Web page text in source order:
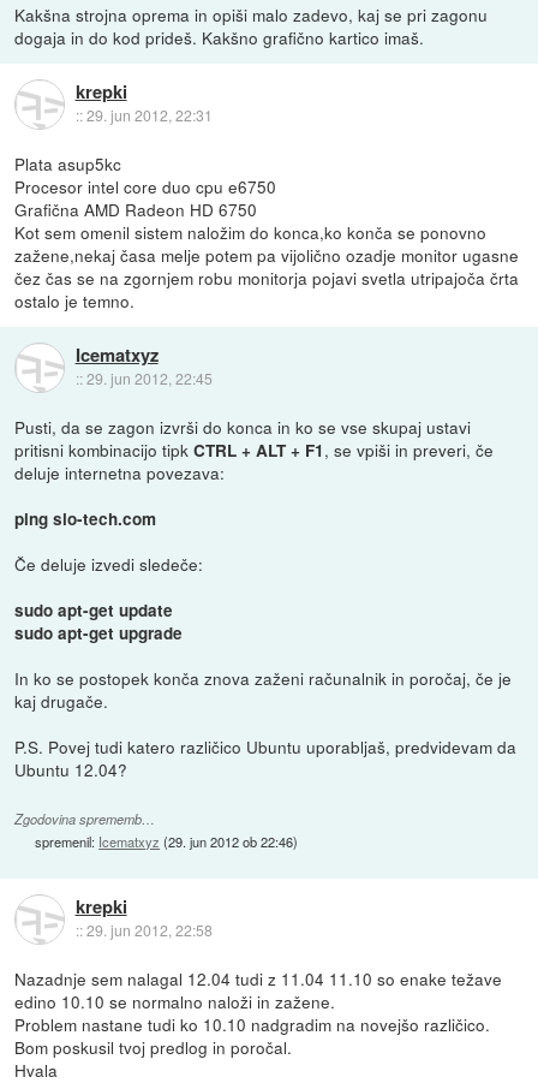
Kakšna strojna oprema in opiši malo zadevo, kaj se pri zagonu
dogaja in do kod prideš. Kakšno grafično kartico imaš.
krepki
::29. jun 2012, 22:31
Plata asup5kc
Procesor intel core duo cpu e6750
Grafična AMD Radeon HD 6750
Kot sem omenil sistem naložim do konca,ko konča se ponovno
zažene,nekaj časa melje potem pa vijolično ozadje monitor ugasne
čez čas se na zgornjem robu monitorja pojavi svetla utripajoča črta
ostalo je temno.
Icematxyz
::29. jun 2012, 22:45
Pusti, da se zagon izvrši do konca in ko se vse skupaj ustavi
pritisni kombinacijo tipkCTRL + ALT + F1 , se vpiši in preveri, če
deluje internetna povezava:
ping slo-tech.com
Če deluje izvedi sledeče:
sudo apt-get update
sudo apt-get upgrade
In ko se postopek konča znova zaženi računalnik in poročaj, če je
kaj drugače.
P.S. Povej tudi katero različico Ubuntu uporabljaš, predvidevam da
Ubuntu 12.04?
Zgodovina sprememb…
spremenil: Icematxyz (29. jun 2012 ob 22:46)
krepki
::29. jun 2012, 22:58
Nazadnje sem nalagal 12.04 tudi z 11.04 11.10 so enake težave
edino 10.10 se normalno naloži in zažene.
Problem nastane tudi ko 10.10 nadgradim na novejšo različico.
Bom poskusil tvoj predlog in poročal.
Hvala